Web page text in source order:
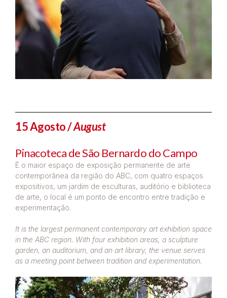
15 Agosto /August
Pinacoteca de São Bernardo do Campo
É o maior espaço de exposição permanente de arte
contemporânea da região do ABC, com quatro espaços
expositivos, um jardim de esculturas, auditório e biblioteca
de arte, o local é um ponto de encontro entre tradição e
experimentação.
It is the largest permanent contemporary art exhibition space
in the ABC region. With four exhibition areas, a sculpture
garden, an auditorium, and an art library, the venue serves
as a meeting point between tradition and experimentation.